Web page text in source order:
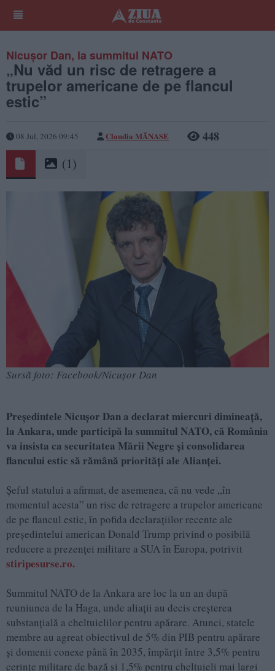
Nicușor Dan, la summitul NATO
„Nu văd un risc de retragere a
trupelor americane de pe flancul
estic”
08 Jul, 2026 09:45 Claudia MĂNASE 448
(1)
Sursă foto: Facebook/Nicușor Dan
Președintele Nicușor Dan a declarat miercuri dimineață,
la Ankara, unde participă la summitul NATO, că România
va insista ca securitatea Mării Negre și consolidarea
flancului estic să rămână priorități ale Alianței.
Șeful statului a afirmat, de asemenea, că nu vede „în
momentul acesta” un risc de retragere a trupelor americane
de pe flancul estic, în pofida declarațiilor recente ale
președintelui american Donald Trump privind o posibilă
reducere a prezenței militare a SUA în Europa, potrivit
stiripesurse.ro.
Summitul NATO de la Ankara are loc la un an după
reuniunea de la Haga, unde aliații au decis creșterea
substanțială a cheltuielilor pentru apărare. Atunci, statele
membre au agreat obiectivul de 5% din PIB pentru apărare
și domenii conexe până în 2035, împărțit între 3,5% pentru
cerințe militare de bază și 1,5% pentru cheltuieli mai largi